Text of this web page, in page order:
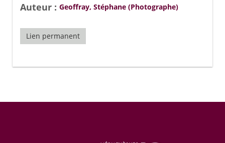
Auteur : Geoffray, Stéphane (Photographe)
Lien permanent